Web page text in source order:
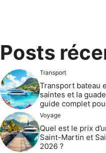
Posts
Transport
Transport bateau
saintes et la
guide complet
Voyage
Quel est le prix
Saint-Martin et
2026 ?